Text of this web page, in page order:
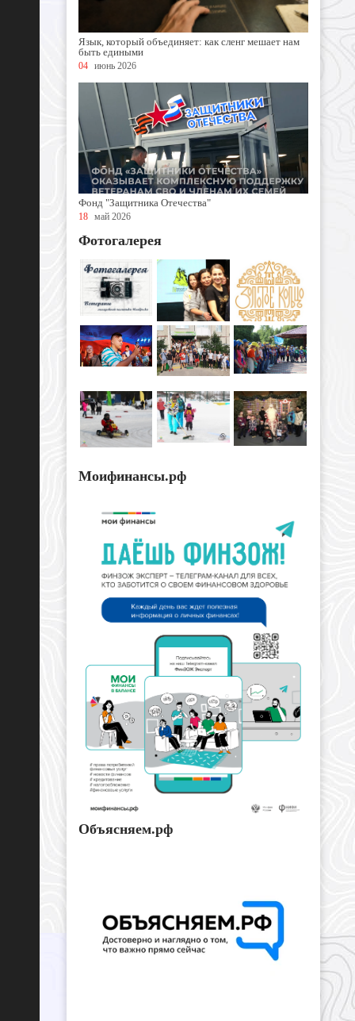
Язык, который объединяет: как сленг мешает нам
быть едиными
04 июнь 2026
Фонд "Защитника Отечества"
18 май 2026
Фотогалерея
Моифинансы.рф
Объясняем.рф